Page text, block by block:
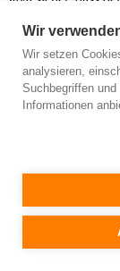
Plattform-
Einer der
Programme auf
Diese als “Write
Maschinencode
Reichhaltiges
Die reichhaltigen
Vielzahl von
Wir
Wir setzen
analysieren,
Suchbegriffen
Informationen